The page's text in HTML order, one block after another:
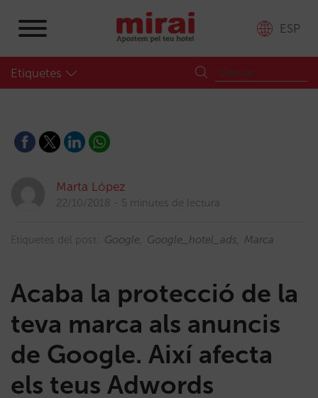
ESP
Etiquetes
Marta López
22/10/2018 5 minutes de lectura
Etiquetes del post: Google Google_hotel_ads Marca
Acaba la protecció de la
teva marca als anuncis
de Google. Així afecta
els teus Adwords